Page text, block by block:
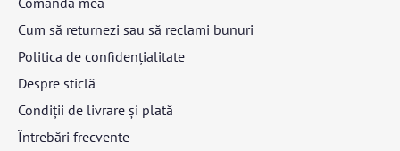
Cum să returnezi sau să reclami bunuri
Politica de confidențialitate
Despre sticlă
Condiții de livrare și plată
Întrebări frecvente